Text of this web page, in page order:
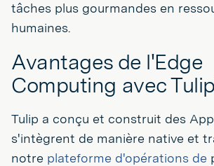
tâches plus gourmandes en
humaines.
Avantages de l'Edge
Computing avec
Tulip a conçu et construit des
s'intègrent de manière native et
notre plateforme d'opérations de